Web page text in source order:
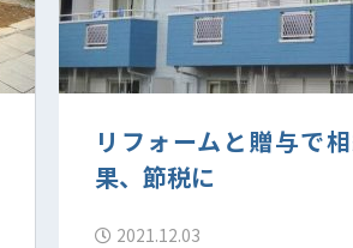
リフォームと贈与で
果、節税に
2021.12.03